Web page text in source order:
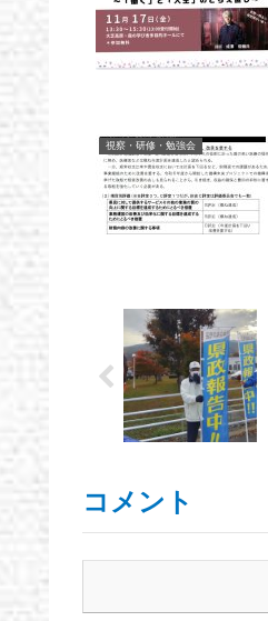
視察・研修・勉強会
コメント